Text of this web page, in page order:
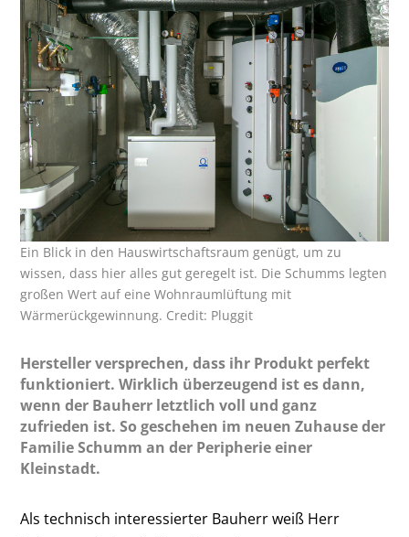
Ein Blick in den Hauswirtschaftsraum genügt, um zu
wissen, dass hier alles gut geregelt ist. Die Schumms legten
großen Wert auf eine Wohnraumlüftung mit
Wärmerückgewinnung. Credit: Pluggit
Hersteller versprechen, dass ihr Produkt perfekt
funktioniert. Wirklich überzeugend ist es dann,
wenn der Bauherr letztlich voll und ganz
zufrieden ist. So geschehen im neuen Zuhause der
Familie Schumm an der Peripherie einer
Kleinstadt.
Als technisch interessierter Bauherr weiß Herr